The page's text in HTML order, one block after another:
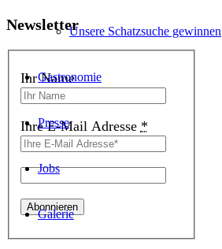
Unsere Schatzsuche gewinnen
Gastronomie
Presse
Jobs
Galerie
Newsletter
Ihr Name
Ihre E-Mail Adresse *